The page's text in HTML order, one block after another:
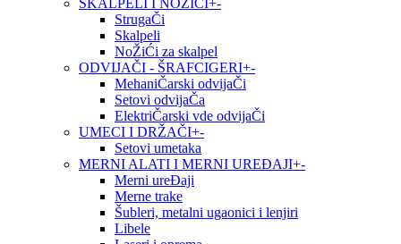
StrugaČi
Skalpeli
NoŽiĆi za skalpel
ODVIJAČI - ŠRAFCIGERI+-
MehaniČarski odvijaČi
Setovi odvijaČa
ElektriČarski vde odvijaČi
UMECI I DRŽAČI+-
Setovi umetaka
MERNI ALATI I MERNI UREĐAJI+-
Merni ureĐaji
Merne trake
Šubleri, metalni ugaonici i lenjiri
Libele